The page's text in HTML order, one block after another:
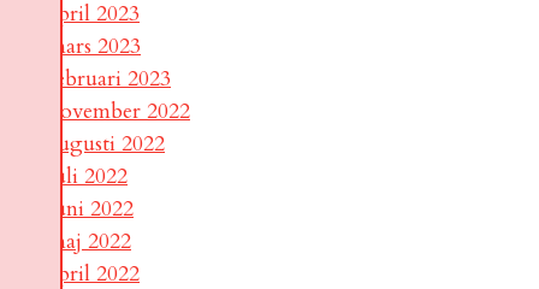
april 2023
mars 2023
februari 2023
november 2022
augusti 2022
juli 2022
juni 2022
maj 2022
april 2022